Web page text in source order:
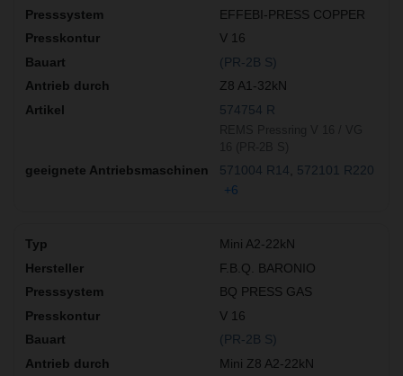
EFFEBI-PRESS COPPER
V 16
(PR-2B S)
Z8 A1-32kN
574754 R
571004 R14
572101 R220
+6
Mini A2-22kN
F.B.Q. BARONIO
BQ PRESS GAS
V 16
(PR-2B S)
Mini Z8 A2-22kN